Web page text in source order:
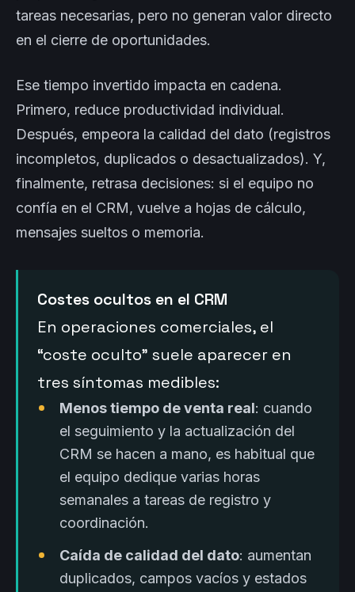
tareas necesarias, pero no generan valor directo
en el cierre de oportunidades.
Ese tiempo invertido impacta en cadena.
Primero, reduce productividad individual.
Después, empeora la calidad del dato (registros
incompletos, duplicados o desactualizados). Y,
finalmente, retrasa decisiones: si el equipo no
confía en el CRM, vuelve a hojas de cálculo,
mensajes sueltos o memoria.
Costes ocultos en el CRM
En operaciones comerciales, el
“coste oculto” suele aparecer en
tres síntomas medibles:
Menos tiempo de venta real: cuando
el seguimiento y la actualización del
CRM se hacen a mano, es habitual que
el equipo dedique varias horas
semanales a tareas de registro y
coordinación.
Caída de calidad del dato: aumentan
duplicados, campos vacíos y estados